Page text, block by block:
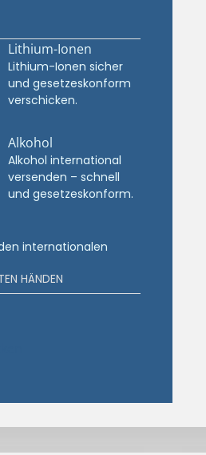
Lithium-Ionen
Lithium-Ionen sicher
und gesetzeskonform
verschicken.
Alkohol
Alkohol international
versenden – schnell
und gesetzeskonform.
internationalen
HÄNDEN